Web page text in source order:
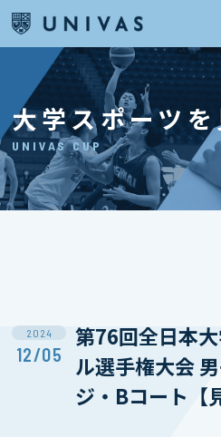
大学スポーツを
UNIVAS CUP
2024
12/05
第76回全日本
ル選手権大会
ジ・Bコート【